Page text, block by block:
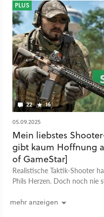
Wie seine Nachfolger hatte
kämpfen, konnte sich aber
Unterstützung eine treue
Juni 2011 besitzt Bohemia
verkauft das Spiel unter dem
Assault.
Spiel PC Action Taktik-
Bohemia Interactive
Shooter
22 16
PLUS
05.09.2025
Mein liebstes
gibt kaum Hoffnung
of GameStar]
Realistische Taktik-Shooter
Phils Herzen. Doch noch nie
mehr anzeigen